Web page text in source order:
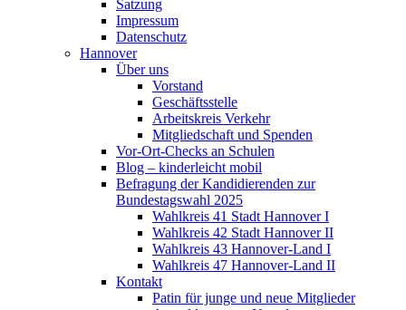
Satzung
Impressum
Datenschutz
Hannover
Über uns
Vorstand
Geschäftsstelle
Arbeitskreis Verkehr
Mitgliedschaft und Spenden
Vor-Ort-Checks an Schulen
Blog – kinderleicht mobil
Befragung der Kandidierenden zur
Bundestagswahl 2025
Wahlkreis 41 Stadt Hannover I
Wahlkreis 42 Stadt Hannover II
Wahlkreis 43 Hannover-Land I
Wahlkreis 47 Hannover-Land II
Kontakt
Patin für junge und neue Mitglieder